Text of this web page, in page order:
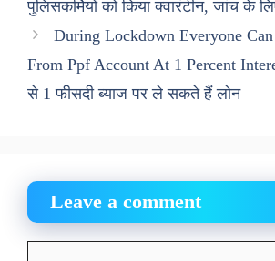
पुलिसकर्मियों को किया क्वारंटीन, जांच के
During Lockdown Everyone
From Ppf Account At 1 Percent
से 1 फीसदी ब्याज पर ले सकते हैं लोन
Leave a comment